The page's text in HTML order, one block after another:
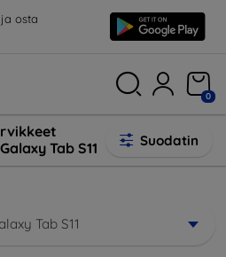
ja osta
0
Tab S11
Suodatin
Tab S11